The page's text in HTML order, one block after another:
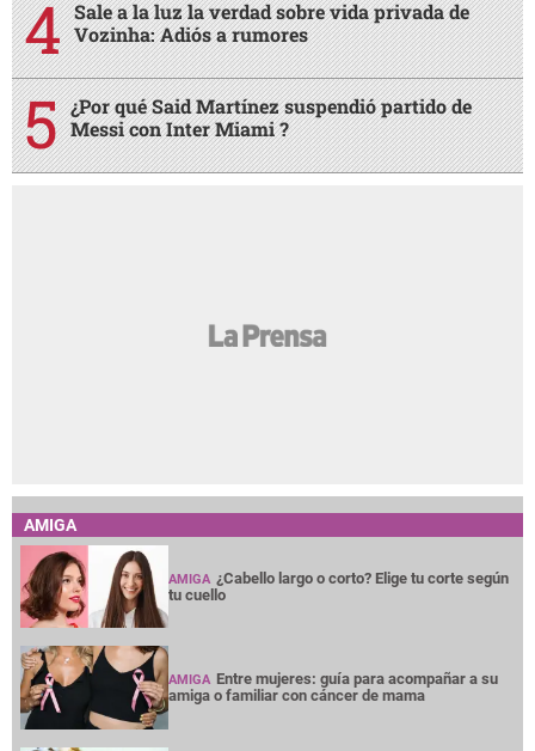
Sale a la luz la verdad sobre vida privada de
Vozinha: Adiós a rumores
¿Por qué Said Martínez suspendió partido de
Messi con Inter Miami ?
AMIGA
AMIGA ¿Cabello largo o corto? Elige tu corte según
tu cuello
AMIGA Entre mujeres: guía para acompañar a su
amiga o familiar con cáncer de mama